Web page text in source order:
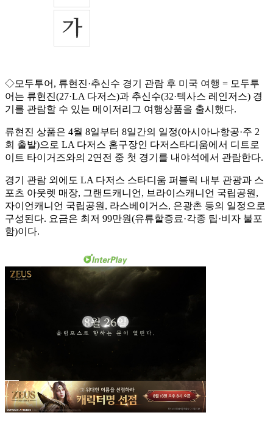
◇모두투어, 류현진·추신수 경기 관람 후 미국 여행 = 모두투
어는 류현진(27·LA 다저스)과 추신수(32·텍사스 레인저스) 경
기를 관람할 수 있는 메이저리그 여행상품을 출시했다.
류현진 상품은 4월 8일부터 8일간의 일정(아시아나항공·주 2
회 출발)으로 LA 다저스 홈구장인 다저스타디움에서 디트로
이트 타이거즈와의 2연전 중 첫 경기를 내야석에서 관람한다.
경기 관람 외에도 LA 다저스 스타디움 퍼블릭 내부 관광과 스
포츠 아웃렛 매장, 그랜드캐니언, 브라이스캐니언 국립공원,
자이언캐니언 국립공원, 라스베이거스, 은광촌 등의 일정으로
구성된다. 요금은 최저 99만원(유류할증료·각종 팁·비자 불포
함)이다.